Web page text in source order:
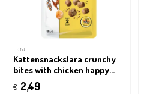
Lara
Kattensnackslara crunchy
bites with chicken happy
teeth treats 50g
€ 2,49